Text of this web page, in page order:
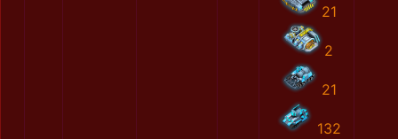
21
2
21
132